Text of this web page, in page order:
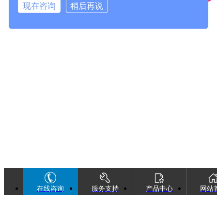
在线咨询 服务支持 产品中心 网站
现在咨询 稍后再说